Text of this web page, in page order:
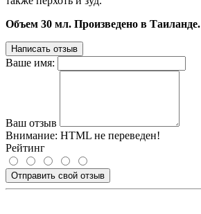
Объем 30 мл. Произведено в Таиланде.
Написать отзыв
Ваше имя:
Ваш отзыв
Внимание: HTML не переведен!
Рейтинг
Отправить свой отзыв